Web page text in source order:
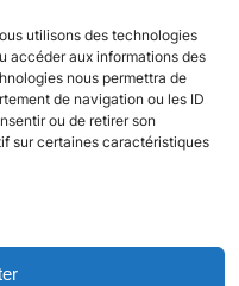
utilisons des technologies
accéder aux informations des
nous permettra de
de navigation ou les ID
ou de retirer son
sur certaines caractéristiques
en Dordogne
Nos valeurs